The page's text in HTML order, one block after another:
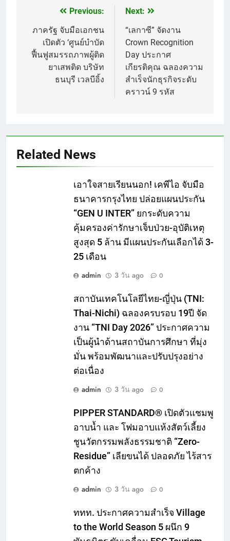
แนะแนว
เรื่อง
Previous:
ภาครัฐ จับมือเอกชน
เปิดตัว ‘ศูนย์บำบัด
ฟื้นฟูสมรรถภาพผู้ติด
ยาเสพติด บริษัท
ธนบุรี เวลบีอิ้ง
Next:
“เลกาซี” จัดงาน
Crown Recognition
Day ประกาศ
เกียรติคุณ ฉลองความ
สำเร็จนักธุรกิจระดับ
คราวน์ 9 รหัส
Related News
เอาใจสายเรียนนอก! เคพีไอ จับมือ
ธนาคารกรุงไทย ปล่อยแผนประกัน
“GEN U INTER” ยกระดับความ
คุ้มครองค่ารักษาเจ็บป่วย-อุบัติเหตุ
สูงสุด 5 ล้าน มีแผนประกันเลือกได้ 3-
25 เดือน
admin
3 วัน ago 0
สถาบันเทคโนโลยีไทย-ญี่ปุ่น (TNI:
Thai-Nichi) ฉลองครบรอบ 19ปี จัด
งาน “TNI Day 2026” ประกาศความ
เป็นผู้นำด้านสถาบันการศึกษา ที่มุ่ง
มั่น พร้อมพัฒนาและปรับปรุงอย่าง
ต่อเนื่อง
admin
3 วัน ago 0
PIPPER STANDARD® เปิดตัวแชมพู
อาบน้ำ และ โฟมอาบแห้งสัตว์เลี้ยง
ชูนวัตกรรมพลังธรรมชาติ “Zero-
Residue” เลียขนได้ ปลอดภัย ไร้สาร
ตกค้าง
admin
3 วัน ago 0
ททท. ประกาศความสำเร็จ Village
to the World Season 5 ผนึก 9